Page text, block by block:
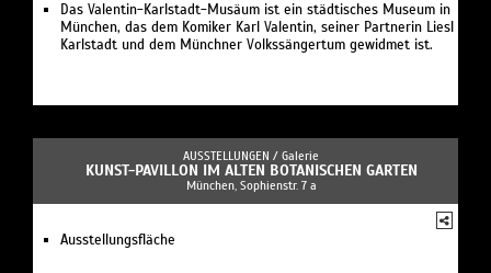
Das Valentin-Karlstadt-Musäum ist ein städtisches Museum in
München, das dem Komiker Karl Valentin, seiner Partnerin Liesl
Karlstadt und dem Münchner Volkssängertum gewidmet ist.
AUSSTELLUNGEN / Galerie
KUNST-PAVILLON IM ALTEN BOTANISCHEN GARTEN
München, Sophienstr. 7 a
Ausstellungsfläche